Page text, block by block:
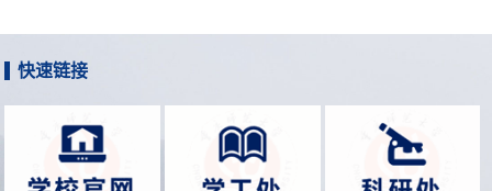
实验室建设
学科竞赛
资源服务
快速链接